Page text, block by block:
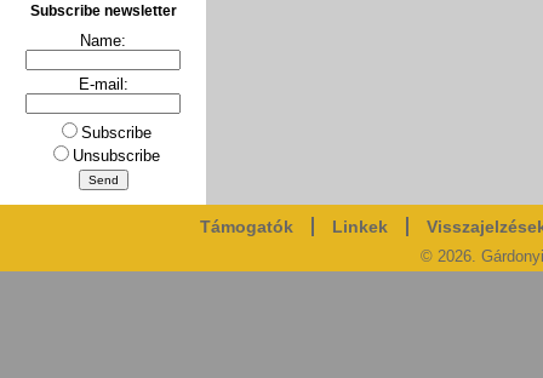
Subscribe newsletter
Name:
E-mail:
Subscribe
Unsubscribe
Támogatók Linkek
© 2026.